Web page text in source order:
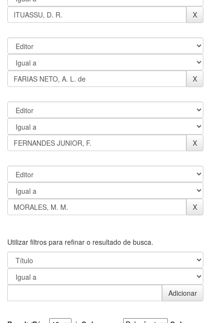
Utilizar filtros para refinar o resultado de busca.